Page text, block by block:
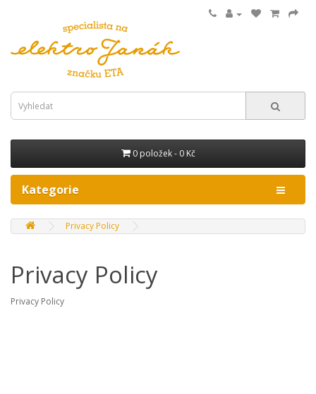
0 položek - 0 Kč
Kategorie
Privacy Policy
Privacy Policy
Privacy Policy